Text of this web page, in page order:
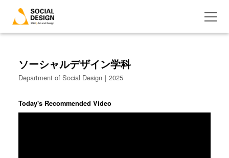
ソーシャルデザイン学科
Department of Social Design｜2025
Today's Recommended Video